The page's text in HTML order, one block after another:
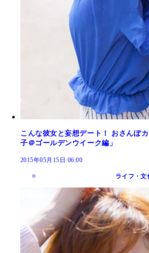
こんな彼女と妄想デート！ おさんぽ
子＠ゴールデンウイーク編」
2015年05月15日 06:00
ライフ・文